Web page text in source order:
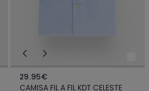
29.95€
CAMISA FIL A FIL KDT CELESTE